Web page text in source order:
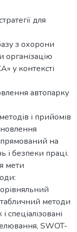
для
з охорони
організацію
у контексті
автопарку
і прийомів
на
і безпеки праці.
мети
табличний методи
спеціалізовані
SWOT-